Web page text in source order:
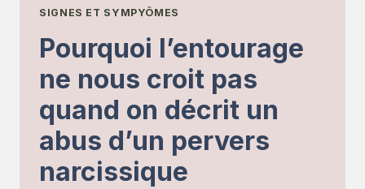
SIGNES ET SYMPYÔMES
Pourquoi l’entourage
ne nous croit pas
quand on décrit un
abus d’un pervers
narcissique